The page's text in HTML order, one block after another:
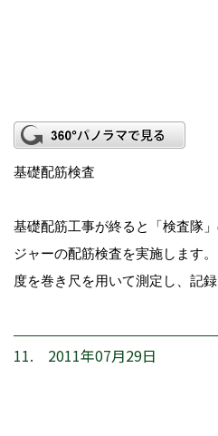
基礎配筋検査
基礎配筋工事が終ると「検査隊
ジャーの配筋検査を実施します
度を巻き尺を用いて測定し、記
11. 2011年07月29日